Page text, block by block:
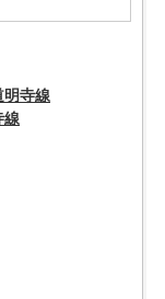
明寺線
線